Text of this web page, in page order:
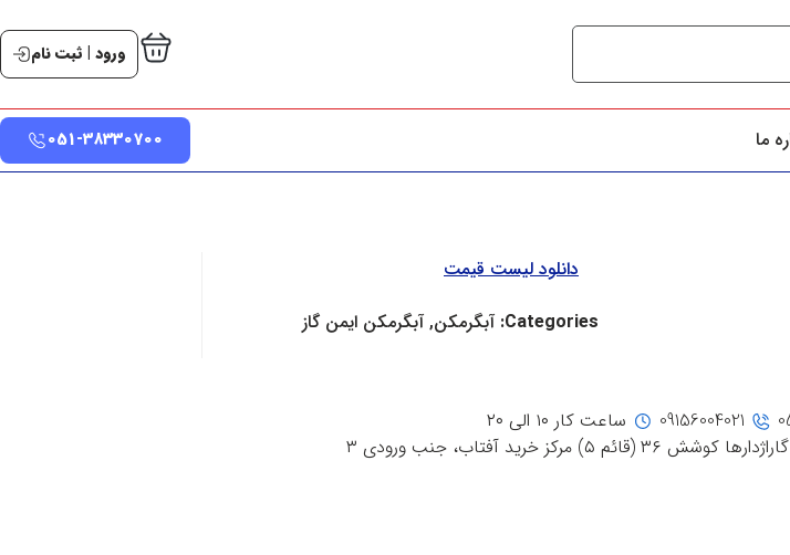
ورود | ثبت نام
ما 051-38330700
دانلود لیست قیمت
Categories: آبگرمکن, آبگرمکن ایمن گاز
09156004021
ساعت کار ۱۰ الی ۲۰
۵) مرکز خرید آفتاب، جنب ورودی ۳